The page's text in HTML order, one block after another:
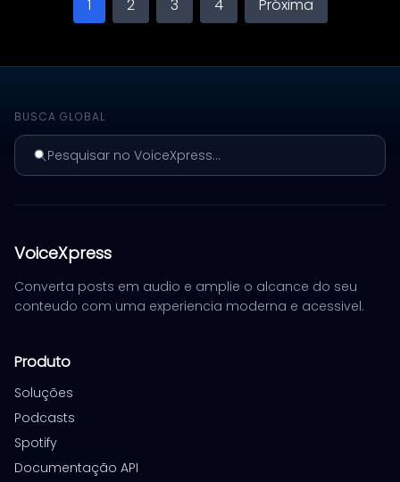
1 2 3 4 Próxima
BUSCA GLOBAL
Pesquisar no VoiceXpress...
VoiceXpress
Converta posts em audio e amplie o alcance do seu
conteudo com uma experiencia moderna e acessivel.
Produto
Soluções
Podcasts
Spotify
Documentação API